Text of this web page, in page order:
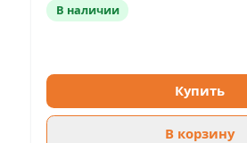
В наличии
Купить
В корзину